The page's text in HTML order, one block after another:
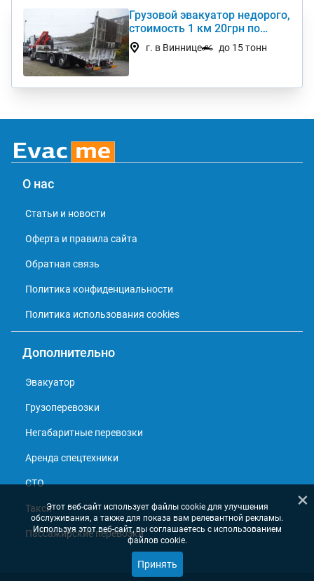
Грузовой эвакуатор недорого,
стоимость 1 км 20грн по
Украине
г. в Виннице до 15 тонн
О нас
Статьи и новости
Оферта и правила сайта
Обратная связь
Политика конфиденциальности
Политика использования cookies
Дополнительно
Эвакуатор
Грузоперевозки
Негабаритные перевозки
Аренда спецтехники
СТО
Такси
Пассажирские перевозки
×
Этот веб-сайт использует файлы cookie для улучшения
обслуживания, а также для показа вам релевантной рекламы.
Используя этот веб-сайт, вы соглашаетесь с использованием
файлов cookie.
Принять